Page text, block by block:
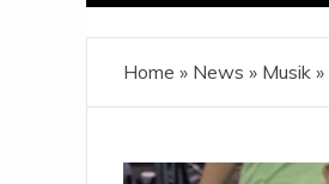
Home » News » Musik »